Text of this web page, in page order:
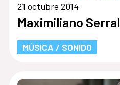
21 octubre 2014
Maximiliano Serral
MÚSICA / SONIDO